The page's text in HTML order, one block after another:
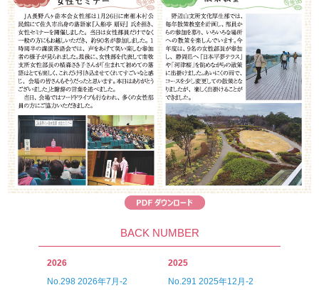
BACK NUMBER
2026
No.298 2026年7月-2
2025
No.291 2025年12月-2